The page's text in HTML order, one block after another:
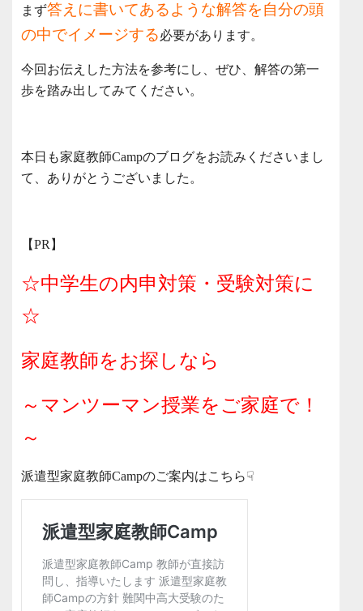
まず答えに書いてあるような解答を自分の頭
の中でイメージする必要があります。
今回お伝えした方法を参考にし、ぜひ、解答の第一
歩を踏み出してみてください。
本日も家庭教師Campのブログをお読みくださいまし
て、ありがとうございました。
【PR】
☆中学生の内申対策・受験対策に
☆
家庭教師をお探しなら
～マンツーマン授業をご家庭で！
～
派遣型家庭教師Campのご案内はこちら☟